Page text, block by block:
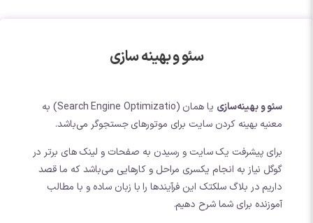
سئو و بهینه سازی
سئو و بهینه‌سازی
یا همان (Search Engine Optimizatio) به
معنیه بهینه کردن سایت برای موتورهای جستجوگر می‌باشد.
برای پیشرفت یک سایت و رسیدن به صفحات و لینک های برتر در
گوگل نیاز به انجام یکسری مراحل و کارهایی می‌باشد که ما قصد
داریم در بلاگ سلکتک این فرآیندها را با زبان ساده و با مطالب
آموزنده برای شما شرح دهیم.